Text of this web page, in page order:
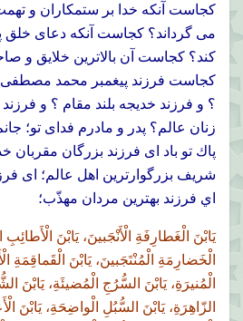
كجاست آنكه خدا بر ستمكاران و تهمت
مى گرداند؟ كجاست آنكه دعاى خلق
كند؟ كجاست آن بالاترين خلايق و
كجاست فرزند پيغمبر محمد
؟ و فرزند خديجه بلند مقام ؟ و
زنان عالم؟ پدر و مادرم فداى تو؛
پاك تو باد اى فرزند بزرگان مقربان
شريف بزرگوارترين اهل عالم؛ اى
اي فرزند بهترين مردان مهذّب؛
يَابْنَ الْغَطارِفَةِ الْأَنْجَبينَ، يَابْنَ
الْخَضارِمَةِ الْمُنْتَجَبينَ، يَابْنَ الْقَماقِمَةِ
الْمُنيرَةِ، يَابْنَ السُّرُجِ الْمُضيئَةِ، يَابْنَ
الزّاهِرَةِ، يَابْنَ السُّبُلِ الْواضِحَةِ، يَابْنَ